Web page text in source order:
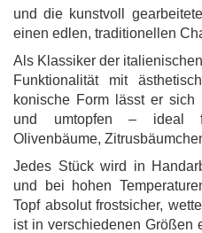
und die kunstvoll
einen edlen, traditionellen
Als Klassiker der
Funktionalität mit
konische Form lässt er sich
und umtopfen – ideal
Olivenbäume,
Jedes Stück wird in
und bei hohen
Topf absolut frostsicher,
ist in verschiedenen Größen